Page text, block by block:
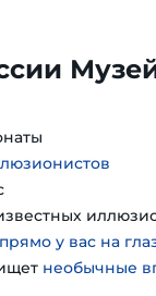
у вас на
необычные